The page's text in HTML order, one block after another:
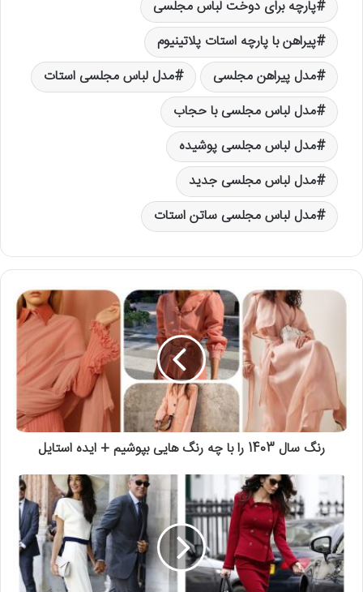
پارچه برای دوخت لباس مجلسی
پیراهن با پارچه استات پلاتینیوم
مدل پیراهن مجلسی
مدل لباس مجلسی استات
مدل لباس مجلسی با حجاب
مدل لباس مجلسی پوشیده
مدل لباس مجلسی جدید
مدل لباس مجلسی ساتن استات
رنگ سال 1403 را با چه رنگ هایی بپوشیم + ایده استایل